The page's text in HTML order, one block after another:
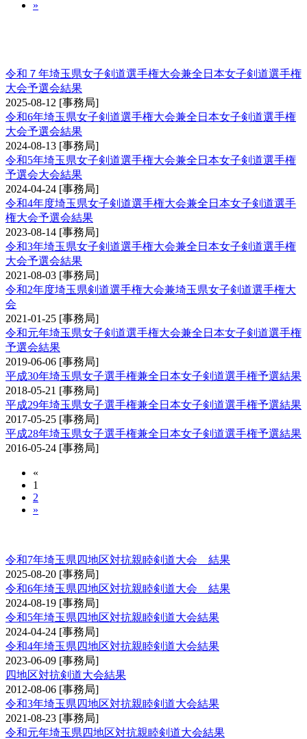
»
令和７年埼玉県女子剣道選手権大会兼全日本女子剣道選手権
大会予選会結果
2025-08-12 [事務局]
令和6年埼玉県女子剣道選手権大会兼全日本女子剣道選手権
大会予選会結果
2024-08-13 [事務局]
令和5年埼玉県女子剣道選手権大会兼全日本女子剣道選手権
予選会大会結果
2024-04-24 [事務局]
令和4年度埼玉県女子剣道選手権大会兼全日本女子剣道選手
権大会予選会結果
2023-08-14 [事務局]
令和3年埼玉県女子剣道選手権大会兼全日本女子剣道選手権
大会予選会結果
2021-08-03 [事務局]
令和2年度埼玉県剣道選手権大会兼埼玉県女子剣道選手権大
会
2021-01-25 [事務局]
令和元年埼玉県女子剣道選手権大会兼全日本女子剣道選手権
予選会結果
2019-06-06 [事務局]
平成30年埼玉県女子選手権兼全日本女子剣道選手権予選結果
2018-05-21 [事務局]
平成29年埼玉県女子選手権兼全日本女子剣道選手権予選結果
2017-05-25 [事務局]
平成28年埼玉県女子選手権兼全日本女子剣道選手権予選結果
2016-05-24 [事務局]
«
1
2
»
令和7年埼玉県四地区対抗親睦剣道大会 結果
2025-08-20 [事務局]
令和6年埼玉県四地区対抗親睦剣道大会 結果
2024-08-19 [事務局]
令和5年埼玉県四地区対抗親睦剣道大会結果
2024-04-24 [事務局]
令和4年埼玉県四地区対抗親睦剣道大会結果
2023-06-09 [事務局]
四地区対抗剣道大会結果
2012-08-06 [事務局]
令和3年埼玉県四地区対抗親睦剣道大会結果
2021-08-23 [事務局]
令和元年埼玉県四地区対抗親睦剣道大会結果